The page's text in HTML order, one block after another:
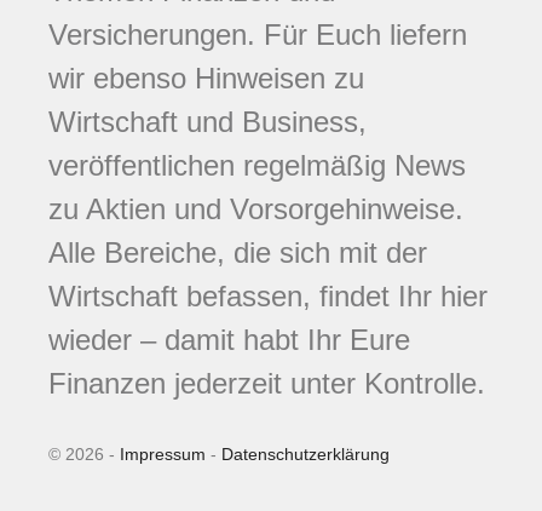
Versicherungen. Für Euch liefern
wir ebenso Hinweisen zu
Wirtschaft und Business,
veröffentlichen regelmäßig News
zu Aktien und Vorsorgehinweise.
Alle Bereiche, die sich mit der
Wirtschaft befassen, findet Ihr hier
wieder – damit habt Ihr Eure
Finanzen jederzeit unter Kontrolle.
© 2026 - Impressum - Datenschutzerklärung